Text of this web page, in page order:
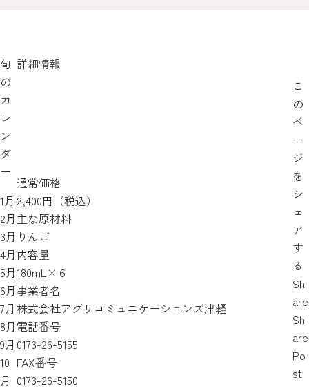
旬
の
カ
レ
ン
ダ
ー
1月
2月
3月
4月
5月
6月
7月
8月
9月
10
月
詳細情報
通常価格
2,400円（税込）
主な原材料
りんご
内容量
180mL×６
事業者名
株式会社アグリコミュニケーションズ津軽
電話番号
0173-26-5155
FAX番号
0173-26-5150
こ
の
ペ
ー
ジ
を
シ
ェ
ア
す
る
Sh
are
Sh
are
Po
st